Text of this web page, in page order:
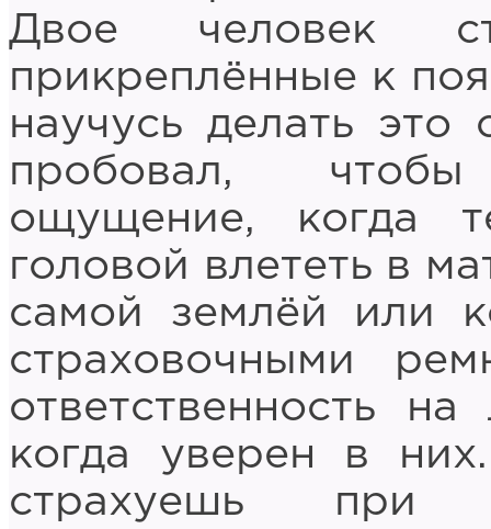
Двое человек
прикреплённые к
научусь делать это
пробовал,
ощущение, когда
головой влететь в
самой землёй или
страховочными
ответственность
когда уверен в
страхуешь при